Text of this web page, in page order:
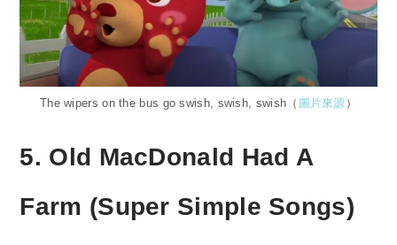
The wipers on the bus go swish, swish, swish（ 圖片來源 ）
5. Old MacDonald Had A
Farm (Super Simple Songs)